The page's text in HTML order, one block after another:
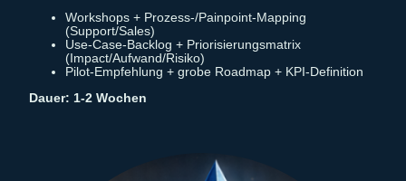
Workshops + Prozess-/Painpoint-Mapping
(Support/Sales)
Use-Case-Backlog + Priorisierungsmatrix
(Impact/Aufwand/Risiko)
Pilot-Empfehlung + grobe Roadmap + KPI-Definition
Dauer: 1-2 Wochen